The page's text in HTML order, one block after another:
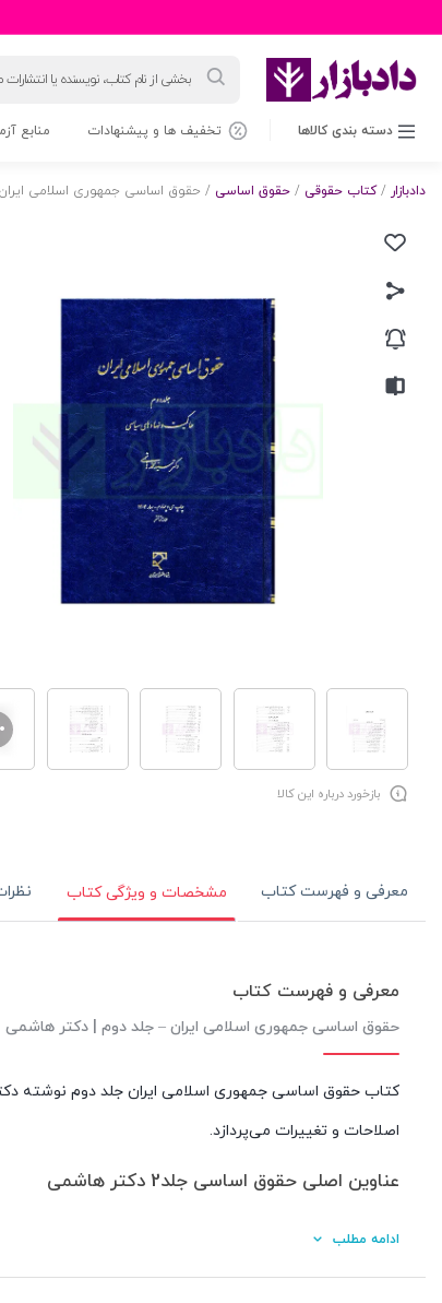
محصولات
دسته بندی کالاها تخفیف ها و پیشنهادات منابع
دادبازار /کتاب حقوقی / حقوق اساسی / حقوق اساسی جمهوری اسلامی
بازخورد درباره این کالا
معرفی و فهرست کتاب مشخصات و ویژگی کتاب
معرفی و فهرست کتاب
حقوق اساسی جمهوری اسلامی ایران – جلد دوم | دکتر هاشمی
کتاب حقوق اساسی جمهوری اسلامی ایران جلد دوم نوشته
اصلاحات و تغییرات می‌پردازد.
عناوین اصلی حقوق اساسی جلد2 دکتر هاشمی
بخش مقدماتی
ادامه مطلب